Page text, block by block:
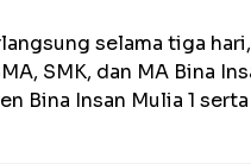
selama tiga
SMK, dan MA Bina
Bina Insan Mulia 1